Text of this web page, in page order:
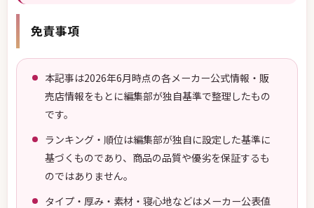
免責事項
本記事は2026年6月時点の各メーカー公式情報・販
売店情報をもとに編集部が独自基準で整理したもの
です。
ランキング・順位は編集部が独自に設定した基準に
基づくものであり、商品の品質や優劣を保証するも
のではありません。
タイプ・厚み・素材・寝心地などはメーカー公表値